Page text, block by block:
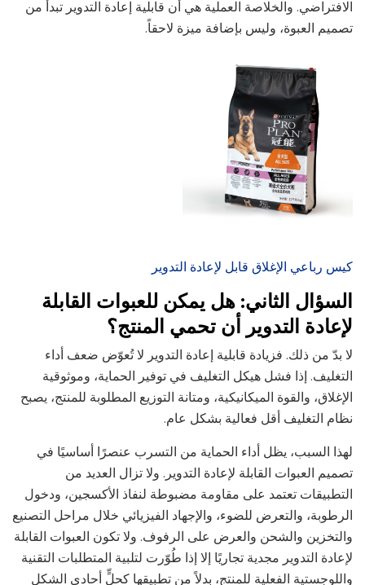
الافتراضي. والخلاصة العملية هي أن قابلية إعادة التدوير تبدأ من
تصميم العبوة، وليس بإضافة ميزة لاحقاً.
كيس رباعي الإغلاق قابل لإعادة التدوير
السؤال الثاني: هل يمكن للعبوات القابلة
لإعادة التدوير أن تحمي المنتج؟
لا بدّ من ذلك. فزيادة قابلية إعادة التدوير لا تُعوّض ضعف أداء
التغليف. إذا فشل هيكل التغليف في توفير الحماية، وموثوقية
الإغلاق، والقوة الميكانيكية، ومتانة التوزيع المطلوبة للمنتج، يصبح
نظام التغليف أقل فعالية بشكل عام.
لهذا السبب، يظل أداء الحماية من التسرب عنصرًا أساسيًا في
تصميم العبوات القابلة لإعادة التدوير. ولا تزال العديد من
التطبيقات تعتمد على مقاومة مضبوطة لنفاذ الأكسجين، ودخول
الرطوبة، والتعرض للضوء، والإجهاد الفيزيائي خلال مراحل التصنيع
والتخزين والشحن والعرض على الرفوف. ولا تكون العبوات القابلة
لإعادة التدوير مجدية تجاريًا إلا إذا طُوّرت لتلبية المتطلبات التقنية
واللوجستية الفعلية للمنتج، بدلاً من تطبيقها كحلٍّ أحادي الشكل